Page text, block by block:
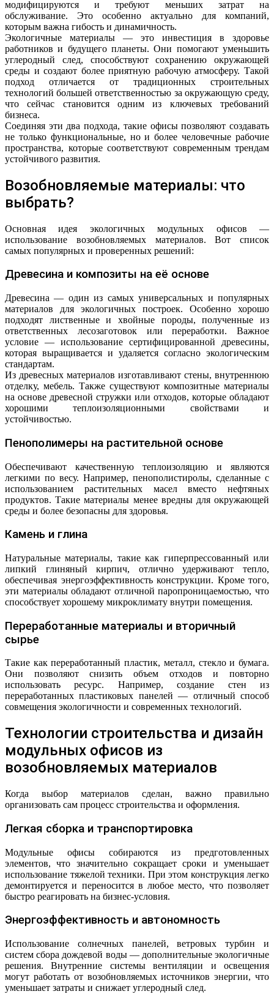
модифицируются и требуют меньших затрат на
обслуживание. Это особенно актуально для компаний,
которым важна гибость и динамичность.
Экологичные материалы — это инвестиция в здоровье
работников и будущего планеты. Они помогают уменьшить
углеродный след, способствуют сохранению окружающей
среды и создают более приятную рабочую атмосферу. Такой
подход отличается от традиционных строительных
технологий большей ответственностью за окружающую среду,
что сейчас становится одним из ключевых требований
бизнеса.
Соединяя эти два подхода, такие офисы позволяют создавать
не только функциональные, но и более человечные рабочие
пространства, которые соответствуют современным трендам
устойчивого развития.
Возобновляемые материалы: что
выбрать?
Основная идея экологичных модульных офисов —
использование возобновляемых материалов. Вот список
самых популярных и проверенных решений:
Древесина и композиты на её основе
Древесина — один из самых универсальных и популярных
материалов для экологичных построек. Особенно хорошо
подходят лиственные и хвойные породы, полученные из
ответственных лесозаготовок или переработки. Важное
условие — использование сертифицированной древесины,
которая выращивается и удаляется согласно экологическим
стандартам.
Из древесных материалов изготавливают стены, внутреннюю
отделку, мебель. Также существуют композитные материалы
на основе древесной стружки или отходов, которые обладают
хорошими теплоизоляционными свойствами и
устойчивостью.
Пенополимеры на растительной основе
Обеспечивают качественную теплоизоляцию и являются
легкими по весу. Например, пенополистиролы, сделанные с
использованием растительных масел вместо нефтяных
продуктов. Такие материалы менее вредны для окружающей
среды и более безопасны для здоровья.
Камень и глина
Натуральные материалы, такие как гиперпрессованный или
липкий глиняный кирпич, отлично удерживают тепло,
обеспечивая энергоэффективность конструкции. Кроме того,
эти материалы обладают отличной паропроницаемостью, что
способствует хорошему микроклимату внутри помещения.
Переработанные материалы и вторичный
сырье
Такие как переработанный пластик, металл, стекло и бумага.
Они позволяют снизить объем отходов и повторно
использовать ресурс. Например, создание стен из
переработанных пластиковых панелей — отличный способ
совмещения экологичности и современных технологий.
Технологии строительства и дизайн
модульных офисов из
возобновляемых материалов
Когда выбор материалов сделан, важно правильно
организовать сам процесс строительства и оформления.
Легкая сборка и транспортировка
Модульные офисы собираются из предготовленных
элементов, что значительно сокращает сроки и уменьшает
использование тяжелой техники. При этом конструкция легко
демонтируется и переносится в любое место, что позволяет
быстро реагировать на бизнес-условия.
Энергоэффективность и автономность
Использование солнечных панелей, ветровых турбин и
систем сбора дождевой воды — дополнительные экологичные
решения. Внутренние системы вентиляции и освещения
могут работать от возобновляемых источников энергии, что
уменьшает затраты и снижает углеродный след.